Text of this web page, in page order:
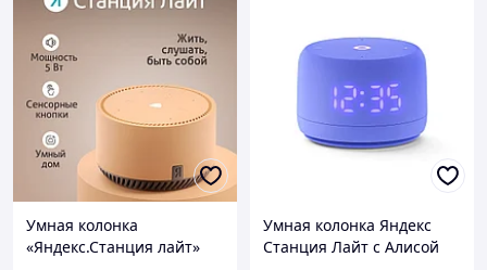
Умная колонка
«Яндекс.Станция лайт»
Умная колонка Яндекс
Станция Лайт с Алисой